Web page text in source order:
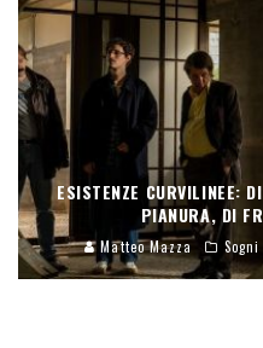
ESISTENZE CURVILINEE:
PIANURA, DI
Matteo Mazza